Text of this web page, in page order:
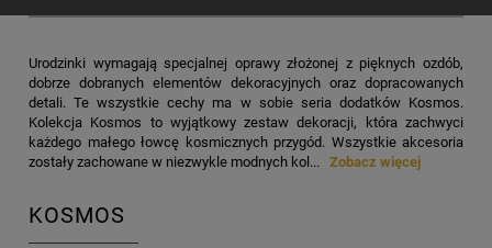
Urodzinki wymagają specjalnej oprawy złożonej z pięknych ozdób,
dobrze dobranych elementów dekoracyjnych oraz dopracowanych
detali. Te wszystkie cechy ma w sobie seria dodatków Kosmos.
Kolekcja Kosmos to wyjątkowy zestaw dekoracji, która zachwyci
każdego małego łowcę kosmicznych przygód. Wszystkie akcesoria
zostały zachowane w niezwykle modnych kol... Zobacz więcej
KOSMOS